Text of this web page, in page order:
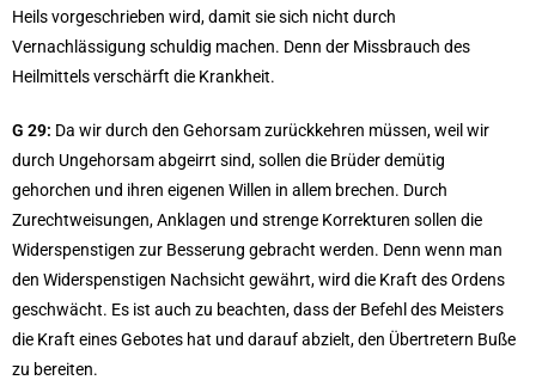
Heils vorgeschrieben wird, damit sie sich nicht durch
Vernachlässigung schuldig machen. Denn der Missbrauch des
Heilmittels verschärft die Krankheit.
G 29: Da wir durch den Gehorsam zurückkehren müssen, weil wir
durch Ungehorsam abgeirrt sind, sollen die Brüder demütig
gehorchen und ihren eigenen Willen in allem brechen. Durch
Zurechtweisungen, Anklagen und strenge Korrekturen sollen die
Widerspenstigen zur Besserung gebracht werden. Denn wenn man
den Widerspenstigen Nachsicht gewährt, wird die Kraft des Ordens
geschwächt. Es ist auch zu beachten, dass der Befehl des Meisters
die Kraft eines Gebotes hat und darauf abzielt, den Übertretern Buße
zu bereiten.